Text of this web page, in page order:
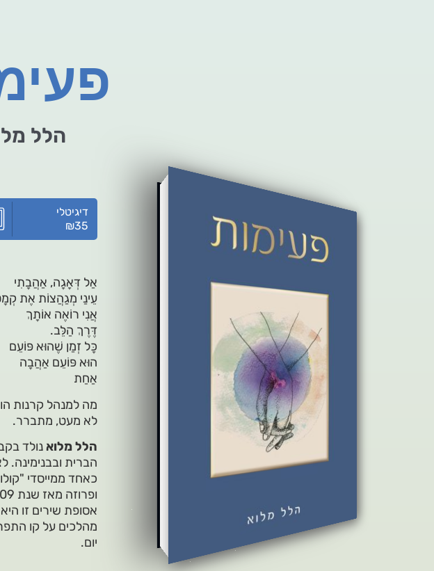
הלל
דיגיטלי
₪35
אַל דְּאָגָה, אַהֲבָתִי
עֵינַי מְגַהֲצוֹת אֶת
אֲנִי רוֹאֶה אוֹתָךְ
דֶּרֶךְ הַלֵּב.
כָּל זְמַן שֶׁהוּא פּוֹעֵם
הוּא פּוֹעֵם אַהֲבָה
אַחַת
מה למנהל קרנות
לא מעט, מתברר.
הלל מלואנולד
הברית ובבנימינה.
כאחד ממייסדי
ופרוזה מאז שנת 2009.
אסופת שירים זו
מהלכים על קו
יום.